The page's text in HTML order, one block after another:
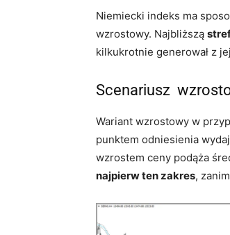
Niemiecki indeks ma
wzrostowy. Najbliższą
kilkukrotnie generował z
Scenariusz
Wariant wzrostowy w
punktem odniesienia
wzrostem ceny podąża
najpierw ten zakres,